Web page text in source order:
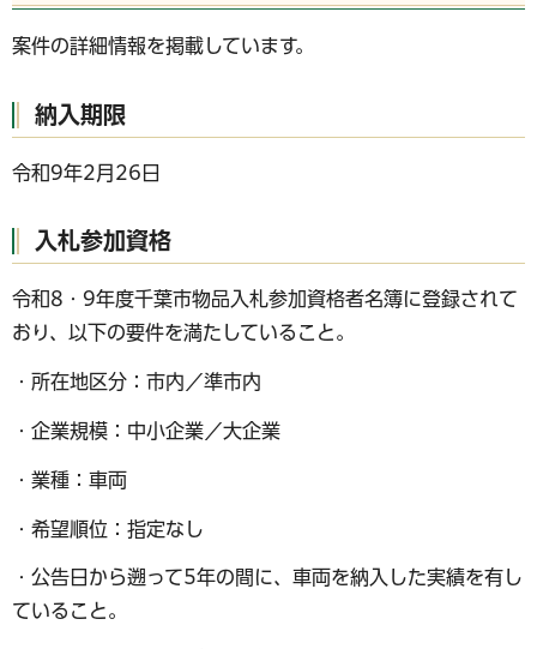
案件の詳細情報を掲載しています。
納入期限
令和9年2月26日
入札参加資格
令和8・9年度千葉市物品入札参加資格者名簿に登録されて
おり、以下の要件を満たしていること。
・所在地区分：市内／準市内
・企業規模：中小企業／大企業
・業種：車両
・希望順位：指定なし
・公告日から遡って5年の間に、車両を納入した実績を有し
ていること。